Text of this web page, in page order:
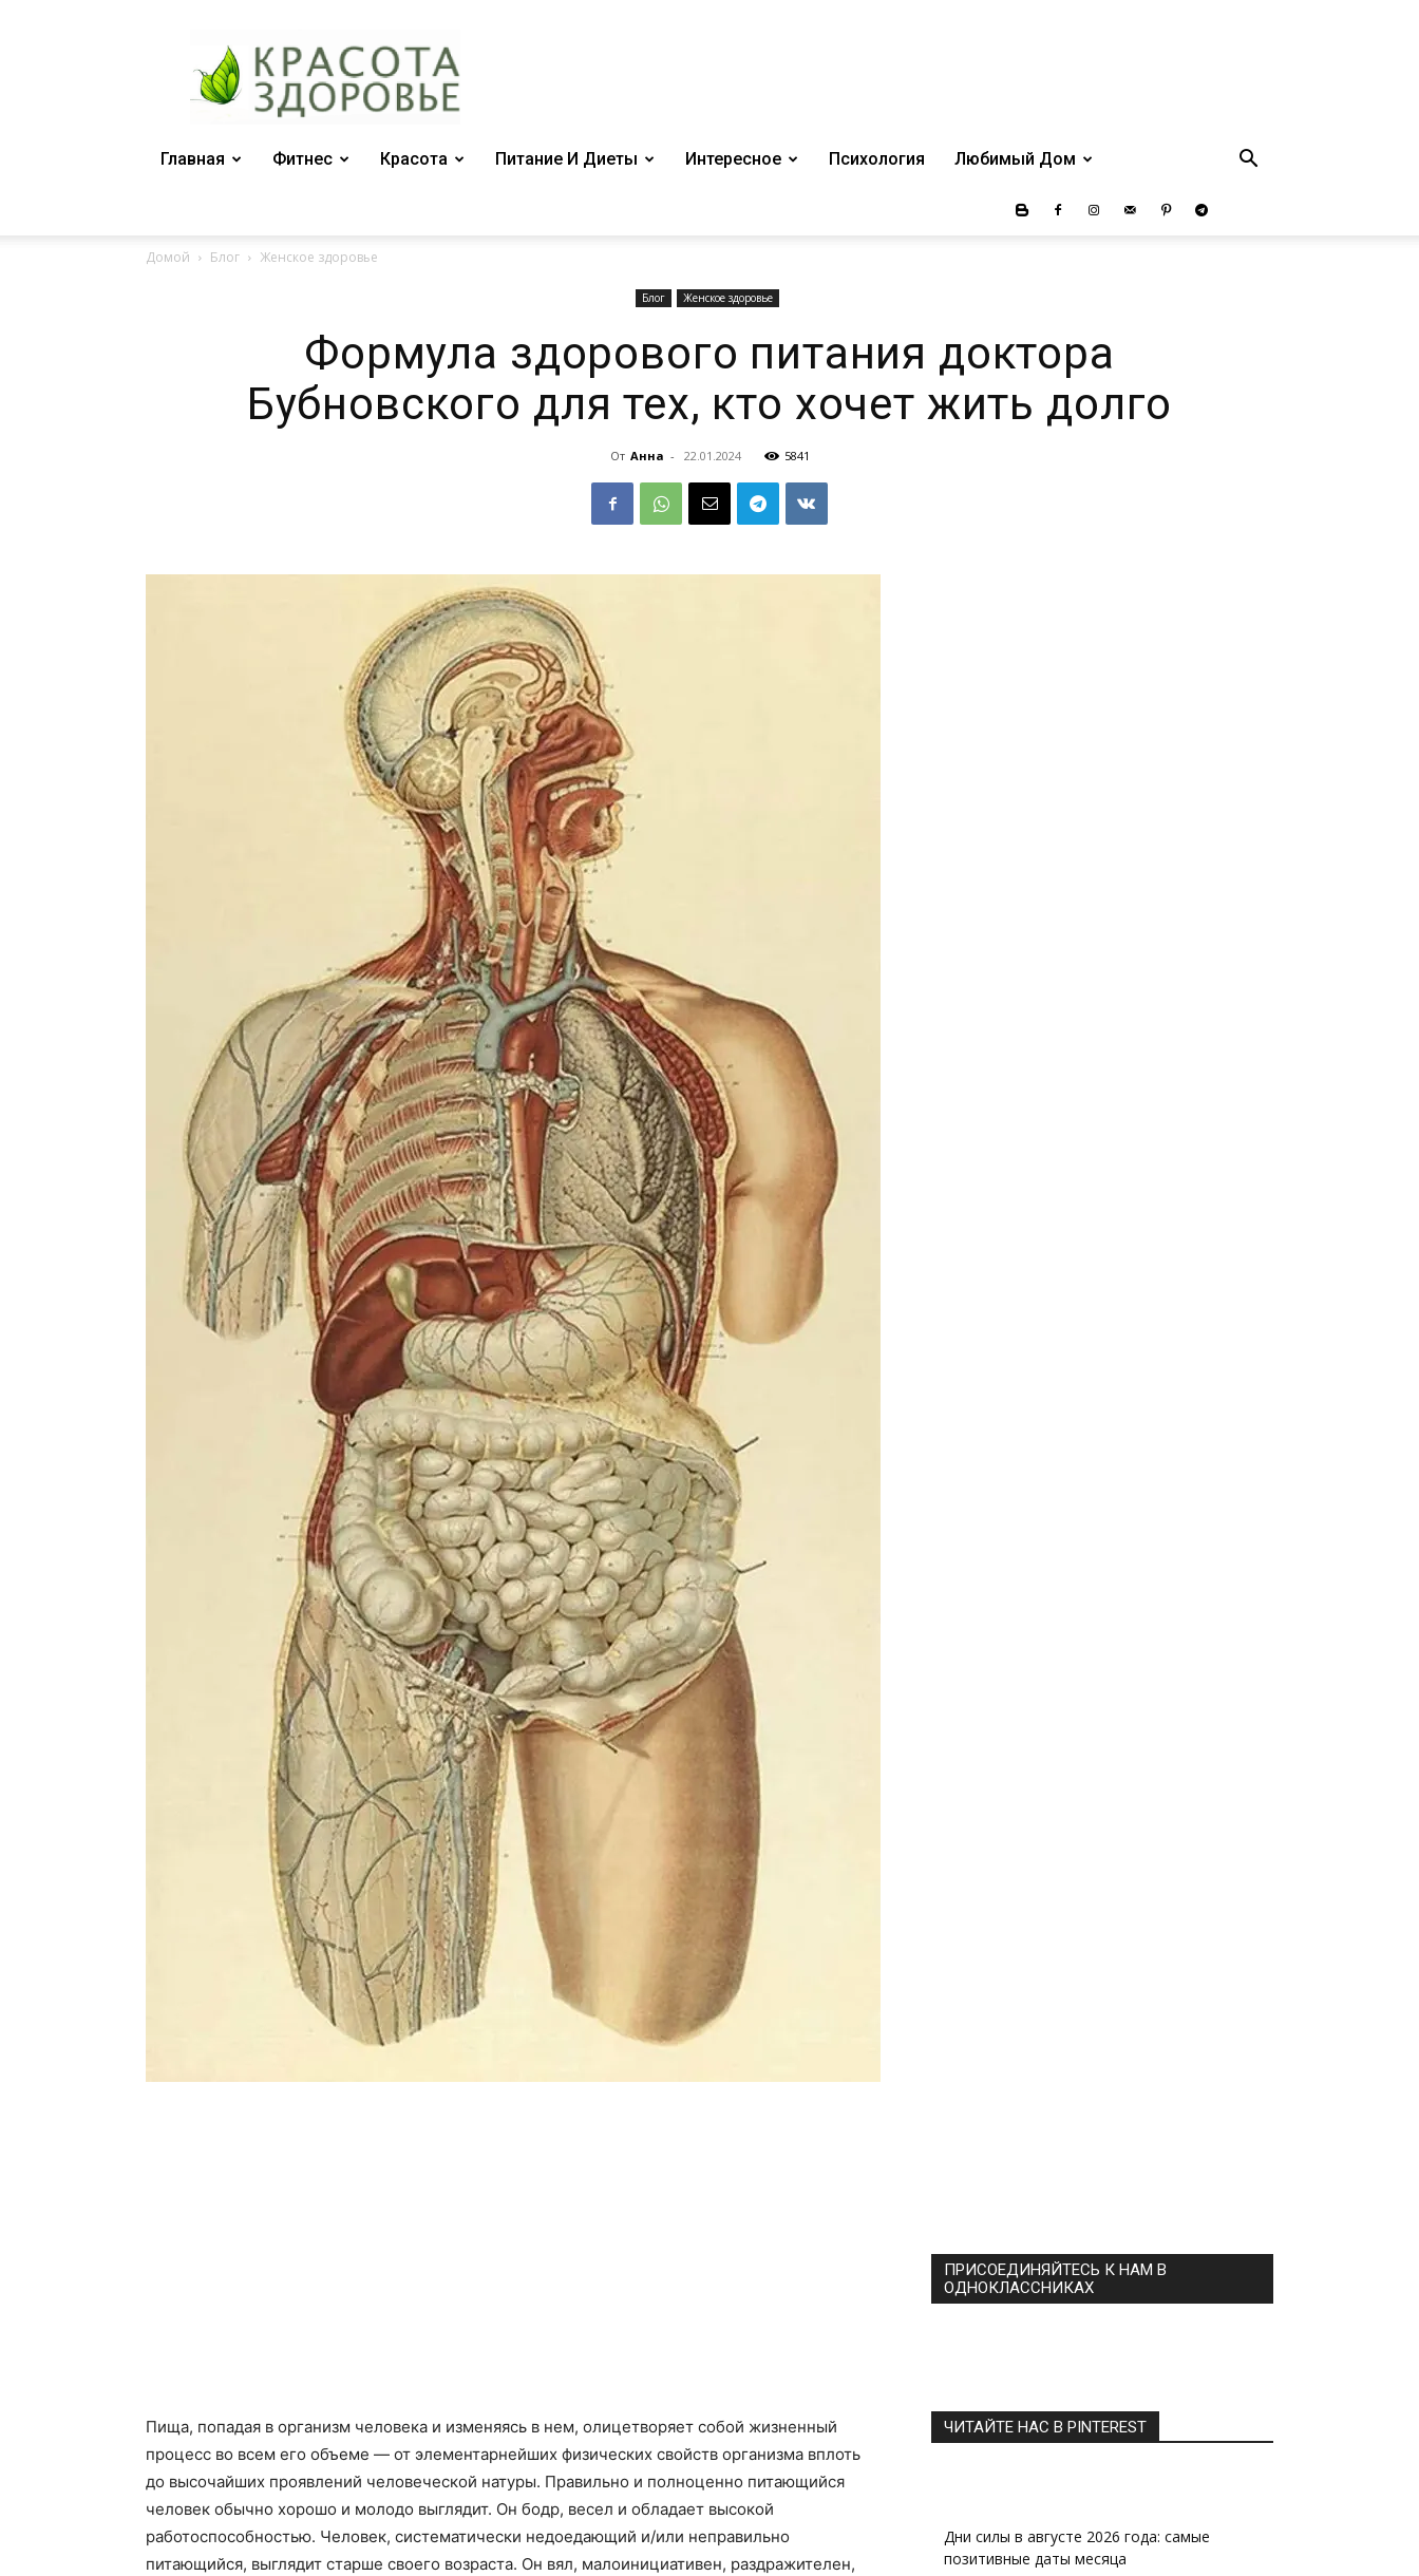
журнал
"Красота
и
Главная
Фитнес Красота Питание И Диеты Интересное Психология Любимый Дом
Домой Блог Женское здоровье
Блог Женское здоровье
Формула здорового питания доктора
Бубновского для тех, кто хочет жить долго
От Анна - 22.01.2024 5841
Пища, попадая в организм человека и изменяясь в нем, олицетворяет собой жизненный
процесс во всем его объеме — от элементарнейших физических свойств организма вплоть
до высочайших проявлений человеческой натуры. Правильно и полноценно питающийся
человек обычно хорошо и молодо выглядит. Он бодр, весел и обладает высокой
работоспособностью. Человек, систематически недоедающий и/или неправильно
питающийся, выглядит старше своего возраста. Он вял, малоинициативен, раздражителен,
ПРИСОЕДИНЯЙТЕСЬ К НАМ В
ОДНОКЛАССНИКАХ
ЧИТАЙТЕ НАС В PINTEREST
Дни силы в августе 2026 года: самые
позитивные даты месяца